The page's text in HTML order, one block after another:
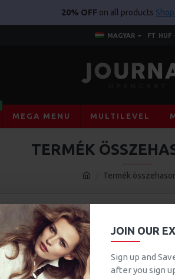
JOIN OUR
Sign up and
after you sign
20% OFF on all products
MAGYAR FT HUF
MEGA MENU MULTILEVEL
Termék
TERMÉK